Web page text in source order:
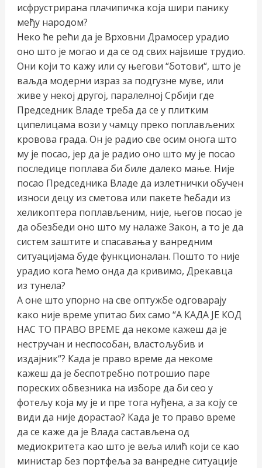
исфрустрирана плачипичка која шири панику
међу народом?
Неко ће рећи да је Врховни Драмосер урадио
оно што је могао и да се од свих највише трудио.
Они који то кажу или су његови “ботови“, што је
ваљда модерни израз за подгузне муве, или
живе у некој другој, паралелној Србији где
Председник Владе треба да се у плитким
ципелицама вози у чамцу преко поплављених
кровова града. Он је радио све осим онога што
му је посао, јер да је радио оно што му је посао
последице поплава би биле далеко мање. Није
посао Председника Владе да излетнички обучен
износи децу из сметова или пакете ћебади из
хеликоптера поплављеним, није, његов посао је
да обезбеди оно што му налаже Закон, а то је да
систем заштите и спасавања у ванредним
ситуацијама буде функционалан. Пошто то није
урадио кога ћемо онда да кривимо, Дрекавца
из тунела?
А оне што упорно на све оптужбе одговарају
како није време упитао бих само “А КАДА ЈЕ КОД
НАС ТО ПРАВО ВРЕМЕ да некоме кажеш да је
нестручан и неспособан, властољубив и
издајник“? Када је право време да некоме
кажеш да је беспотребно потрошио паре
пореских обвезника на изборе да би сео у
фотељу која му је и пре тога нуђена, а за коју се
види да није дорастао? Када је то право време
да се каже да је Влада састављена од
медиокритета као што је веља илић који се као
министар без портфеља за ванредне ситуације